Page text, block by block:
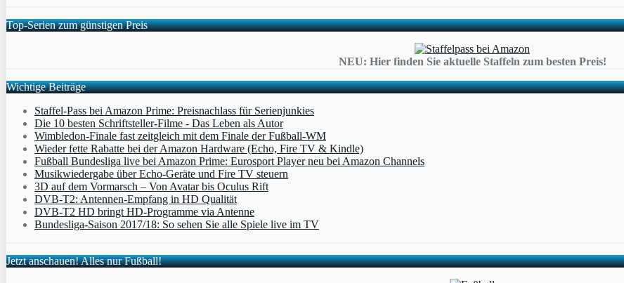
Top-Serien zum günstigen Preis
NEU: Hier finden Sie aktuelle Staffeln zum besten Preis!
Wichtige Beiträge
Staffel-Pass bei Amazon Prime: Preisnachlass für Serienjunkies
Die 10 besten Schriftsteller-Filme - Das Leben als Autor
Wimbledon-Finale fast zeitgleich mit dem Finale der Fußball-WM
Wieder fette Rabatte bei der Amazon Hardware (Echo, Fire TV & Kindle)
Fußball Bundesliga live bei Amazon Prime: Eurosport Player neu bei Amazon Channels
Musikwiedergabe über Echo-Geräte und Fire TV steuern
3D auf dem Vormarsch – Von Avatar bis Oculus Rift
DVB-T2: Antennen-Empfang in HD Qualität
DVB-T2 HD bringt HD-Programme via Antenne
Bundesliga-Saison 2017/18: So sehen Sie alle Spiele live im TV
Jetzt anschauen! Alles nur Fußball!